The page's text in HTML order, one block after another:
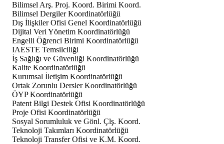
Bilimsel Arş. Proj. Koord. Birimi Koord.
Bilimsel Dergiler Koordinatörlüğü
Dış İlişkiler Ofisi Genel Koordinatörlüğü
Dijital Veri Yönetim Koordinatörlüğü
Engelli Öğrenci Birimi Koordinatörlüğü
IAESTE Temsilciliği
İş Sağlığı ve Güvenliği Koordinatörlüğü
Kalite Koordinatörlüğü
Kurumsal İletişim Koordinatörlüğü
Ortak Zorunlu Dersler Koordinatörlüğü
ÖYP Koordinatörlüğü
Patent Bilgi Destek Ofisi Koordinatörlüğü
Proje Ofisi Koordinatörlüğü
Sosyal Sorumluluk ve Gönl. Çlş. Koord.
Teknoloji Takımları Koordinatörlüğü
Teknoloji Transfer Ofisi ve K.M. Koord.